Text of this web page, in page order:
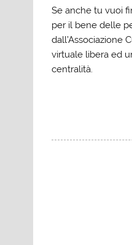
Se anche tu vuoi
per il bene delle
dall’Associazione
virtuale libera ed
centralità.